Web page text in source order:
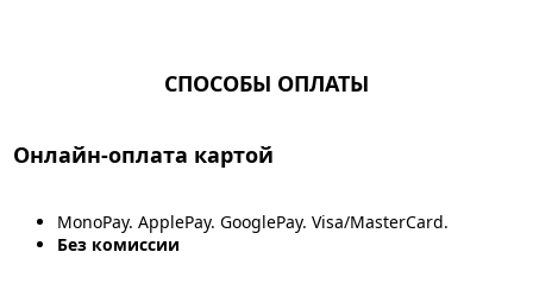
СПОСОБЫ ОПЛАТЫ
Онлайн-оплата картой
MonoPay. ApplePay. GooglePay. Visa/MasterCard.
Без комиссии